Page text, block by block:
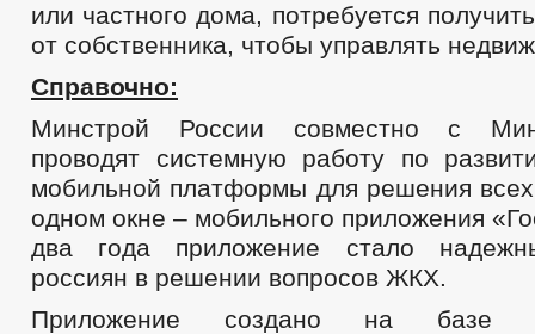
или частного дома, потребуется
от собственника, чтобы управлять
Справочно:
Минстрой России совместно с
проводят системную работу по
мобильной платформы для решения
одном окне – мобильного приложения
два года приложение стало
россиян в решении вопросов ЖКХ.
Приложение создано на базе